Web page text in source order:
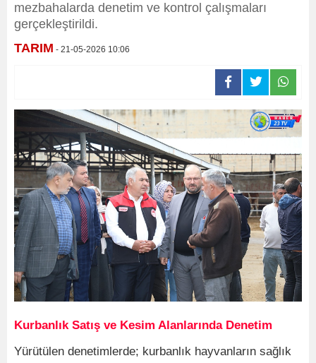
mezbahalarda denetim ve kontrol çalışmaları
gerçekleştirildi.
TARIM - 21-05-2026 10:06
Kurbanlık Satış ve Kesim Alanlarında Denetim
Yürütülen denetimlerde; kurbanlık hayvanların sağlık